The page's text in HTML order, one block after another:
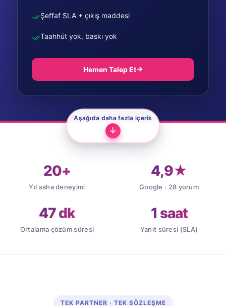
Şeffaf SLA + çıkış maddesi
Taahhüt yok, baskı yok
Hemen Talep Et
Aşağıda daha fazla içerik
20+
Yıl saha deneyimi
4,9★
Google · 28 yorum
47 dk
Ortalama çözüm süresi
1 saat
Yanıt süresi (SLA)
TEK PARTNER · TEK SÖZLEŞME